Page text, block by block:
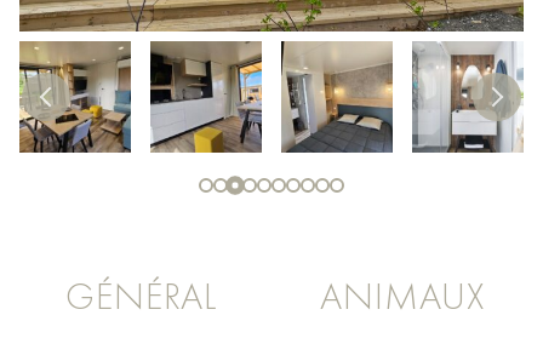
GÉNÉRAL ANIMAUX